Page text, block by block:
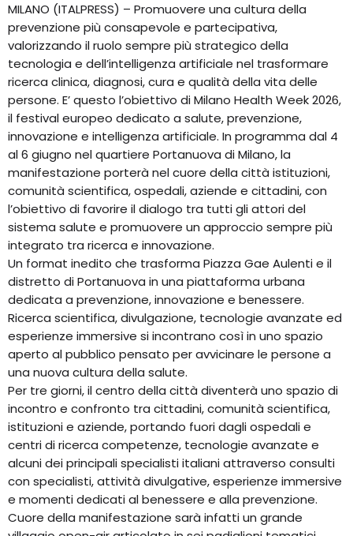
MILANO (ITALPRESS) – Promuovere una cultura della
prevenzione più consapevole e partecipativa,
valorizzando il ruolo sempre più strategico della
tecnologia e dell’intelligenza artificiale nel trasformare
ricerca clinica, diagnosi, cura e qualità della vita delle
persone. E’ questo l’obiettivo di Milano Health Week 2026,
il festival europeo dedicato a salute, prevenzione,
innovazione e intelligenza artificiale. In programma dal 4
al 6 giugno nel quartiere Portanuova di Milano, la
manifestazione porterà nel cuore della città istituzioni,
comunità scientifica, ospedali, aziende e cittadini, con
l’obiettivo di favorire il dialogo tra tutti gli attori del
sistema salute e promuovere un approccio sempre più
integrato tra ricerca e innovazione.
Un format inedito che trasforma Piazza Gae Aulenti e il
distretto di Portanuova in una piattaforma urbana
dedicata a prevenzione, innovazione e benessere.
Ricerca scientifica, divulgazione, tecnologie avanzate ed
esperienze immersive si incontrano così in uno spazio
aperto al pubblico pensato per avvicinare le persone a
una nuova cultura della salute.
Per tre giorni, il centro della città diventerà uno spazio di
incontro e confronto tra cittadini, comunità scientifica,
istituzioni e aziende, portando fuori dagli ospedali e
centri di ricerca competenze, tecnologie avanzate e
alcuni dei principali specialisti italiani attraverso consulti
con specialisti, attività divulgative, esperienze immersive
e momenti dedicati al benessere e alla prevenzione.
Cuore della manifestazione sarà infatti un grande